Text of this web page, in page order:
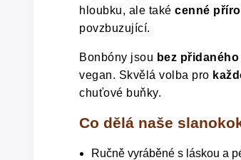
hloubku, ale také cenné
povzbuzující.
Bonbóny jsou bez
vegan. Skvělá volba pro
chuťové buňky.
Co dělá naše
Ručně vyráběné s láskou a